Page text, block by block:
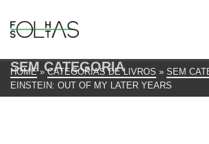
SEM CATEGORIA
HOME » CATEGORIAS DE LIVROS » SEM
EINSTEIN: OUT OF MY LATER YEARS